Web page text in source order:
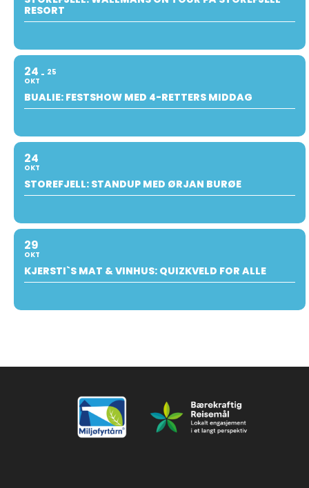
RESORT
24
OKT
25
BUALIE: FESTSHOW MED 4-RETTERS MIDDAG
24
OKT
STOREFJELL: STANDUP MED ØRJAN BURØE
29
OKT
KJERSTI`S MAT & VINHUS: QUIZKVELD FOR ALLE